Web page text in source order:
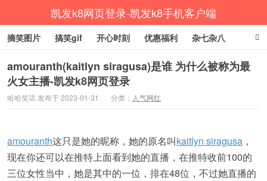
凯发k8网页登录-凯发k8手机客户端
摘笑图片 搞笑gif 开心时刻 优惠福利 杂七杂八
生活健康 涨姿势
amouranth(kaitlyn siragusa)是谁 为什么被称为最
火女主播-凯发k8网页登录
哈哈笑话 发布于 2023-01-31 分类： 人气网红
amouranth这只是她的昵称，她的原名叫kaitlyn siragusa ，
现在你还可以在推特上面看到她的直播，在推特收前100的
三位女性当中，她是其中的一位，排在48位，不过她直播的